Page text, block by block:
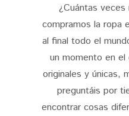
¿Cuántas
compramos la ropa
al final todo el
un momento en
originales y únicas,
preguntáis por
encontrar cosas